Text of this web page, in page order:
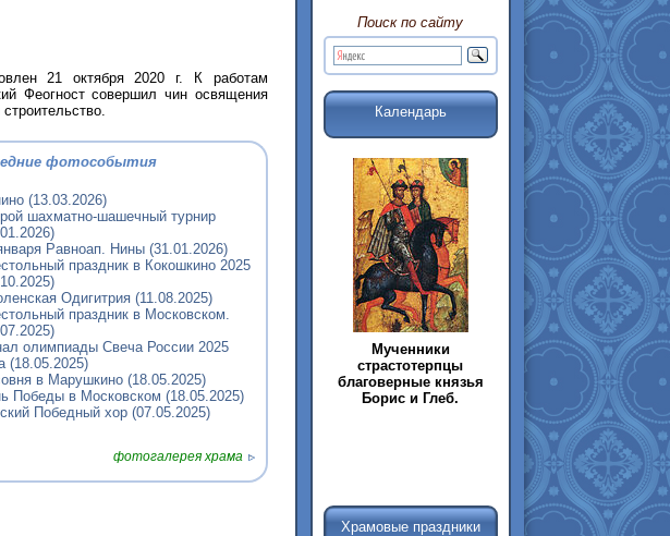
21 октября 2020 г. К работам
Феогност совершил чин освящения
фотособытия
(13.03.2026)
шахматно-шашечный турнир
Равноап. Нины (31.01.2026)
праздник в Кокошкино 2025
Одигитрия (11.08.2025)
праздник в Московском.
олимпиады Свеча России 2025
(18.05.2025)
в Марушкино (18.05.2025)
Победы в Московском (18.05.2025)
Победный хор (07.05.2025)
фотогалерея храма
Поиск по сайту
Календарь
Мученники
страстотерпцы
благоверные князья
Борис и Глеб.
Храмовые праздники